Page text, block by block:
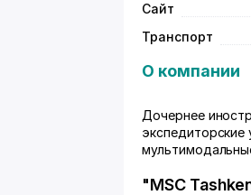
Сайт
Транспорт
О компании
Дочернее
экспедиторские
"MSC